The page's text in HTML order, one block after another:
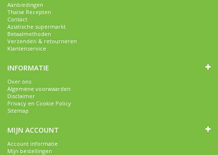
Aanbiedingen
Thaise Recepten
Contact
Aziatische supermarkt
Betaalmethoden
Verzenden & retourneren
Klantenservice
INFORMATIE
Over ons
Algemene voorwaarden
Disclaimer
Privacy en Cookie Policy
Sitemap
MIJN ACCOUNT
Account informatie
Mijn bestellingen